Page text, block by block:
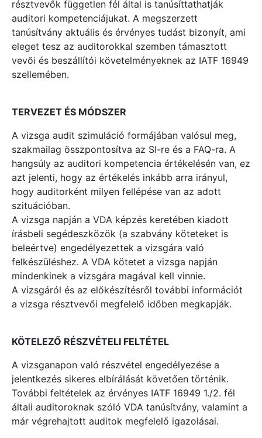
résztvevők független fél által is tanúsíttathatják
auditori kompetenciájukat. A megszerzett
tanúsítvány aktuális és érvényes tudást bizonyít, ami
eleget tesz az auditorokkal szemben támasztott
vevői és beszállítói követelményeknek az IATF 16949
szellemében.
TERVEZET ÉS MÓDSZER
A vizsga audit szimuláció formájában valósul meg,
szakmailag összpontosítva az SI-re és a FAQ-ra. A
hangsúly az auditori kompetencia értékelésén van, ez
azt jelenti, hogy az értékelés inkább arra irányul,
hogy auditorként milyen fellépése van az adott
szituációban.
A vizsga napján a VDA képzés keretében kiadott
írásbeli segédeszközök (a szabvány köteteket is
beleértve) engedélyezettek a vizsgára való
felkészüléshez. A VDA kötetet a vizsga napján
mindenkinek a vizsgára magával kell vinnie.
A vizsgáról és az előkészítésről további információt
a vizsga résztvevői megfelelő időben megkapják.
KÖTELEZŐ RÉSZVÉTELI FELTÉTEL
A vizsganapon való részvétel engedélyezése a
jelentkezés sikeres elbírálását követően történik.
További feltételek az érvényes IATF 16949 1./2. fél
általi auditoroknak szóló VDA tanúsítvány, valamint a
már végrehajtott auditok megfelelő igazolásai.